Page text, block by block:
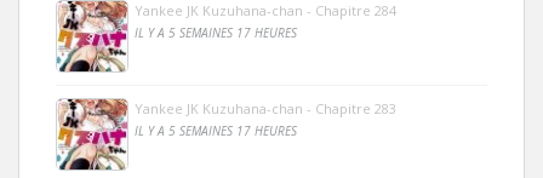
Yankee JK Kuzuhana-chan - Chapitre 284
IL Y A 5 SEMAINES 17 HEURES
Yankee JK Kuzuhana-chan - Chapitre 283
IL Y A 5 SEMAINES 17 HEURES